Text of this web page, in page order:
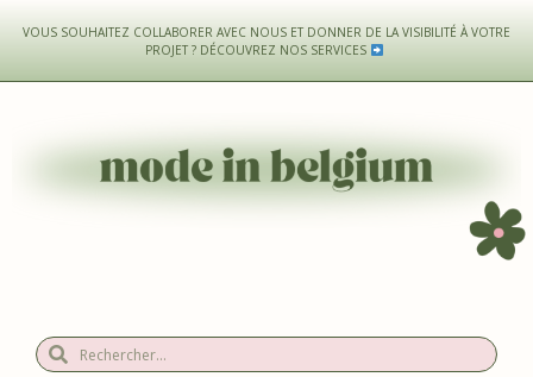
VOUS SOUHAITEZ COLLABORER AVEC NOUS ET DONNER DE LA VISIBILITÉ À VOTRE
PROJET ? DÉCOUVREZ NOS SERVICES